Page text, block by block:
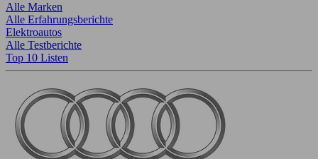
Alle Marken
Alle Erfahrungsberichte
Elektroautos
Alle Testberichte
Top 10 Listen